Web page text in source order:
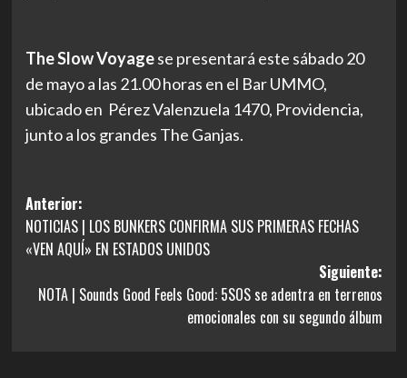
The Slow Voyagese presentará este sábado 20
de mayo a las 21.00 horas en el Bar UMMO,
ubicado en Pérez Valenzuela 1470, Providencia,
junto a los grandes The Ganjas.
Navegación
de
entradas
Anterior:
NOTICIAS | LOS BUNKERS CONFIRMA SUS PRIMERAS FECHAS
«VEN AQUÍ» EN ESTADOS UNIDOS
Siguiente:
NOTA | Sounds Good Feels Good: 5SOS se adentra en terrenos
emocionales con su segundo álbum